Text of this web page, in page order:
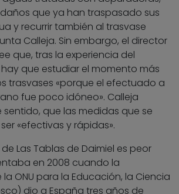
que ya han traspasado sus
y recurrir también al trasvase
Calleja. Sin embargo, el director
que, tras la experiencia del
que estudiar el momento más
trasvases «porque el efectuado a
fue poco idóneo». Calleja
sentido, que las medidas que se
«efectivas y rápidas».
Las Tablas de Daimiel es peor
en 2008 cuando la
ONU para la Educación, la Ciencia
dio a España tres años de